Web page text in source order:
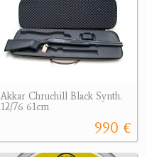
Akkar Chruchill Black Synth.
12/76 61cm
990 €